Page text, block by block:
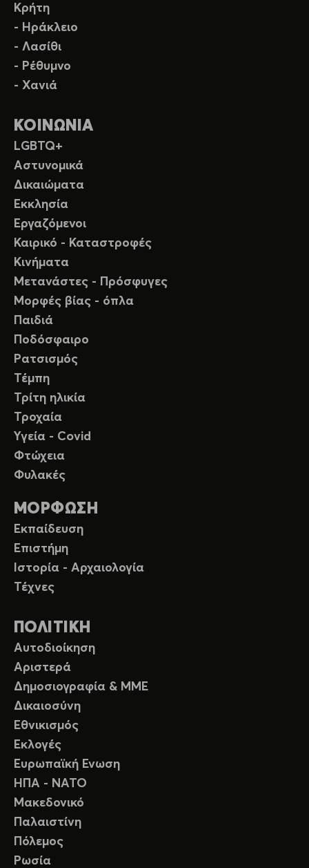
Κρήτη
- Ηράκλειο
- Λασίθι
- Ρέθυμνο
- Χανιά
ΚΟΙΝΩΝΙΑ
LGBTQ+
Αστυνομικά
Δικαιώματα
Εκκλησία
Εργαζόμενοι
Καιρικό - Καταστροφές
Κινήματα
Μετανάστες - Πρόσφυγες
Μορφές βίας - όπλα
Παιδιά
Ποδόσφαιρο
Ρατσισμός
Τέμπη
Τρίτη ηλικία
Τροχαία
Υγεία - Covid
Φτώχεια
Φυλακές
ΜΟΡΦΩΣΗ
Εκπαίδευση
Επιστήμη
Ιστορία - Αρχαιολογία
Τέχνες
ΠΟΛΙΤΙΚΗ
Αυτοδιοίκηση
Αριστερά
Δημοσιογραφία & ΜΜΕ
Δικαιοσύνη
Εθνικισμός
Εκλογές
Ευρωπαϊκή Ενωση
ΗΠΑ - ΝΑΤΟ
Μακεδονικό
Παλαιστίνη
Πόλεμος
Ρωσία